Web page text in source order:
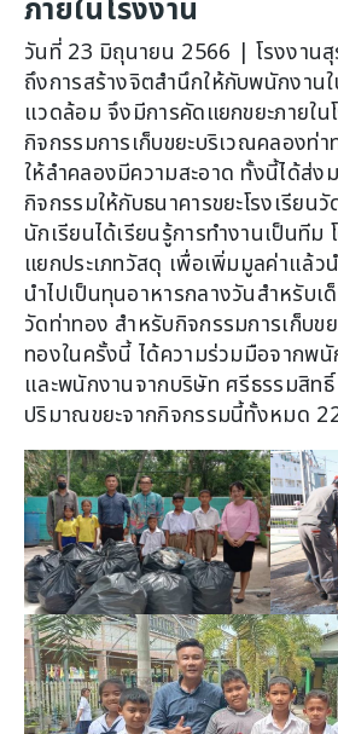
ภายในโรงงาน
วันที่ 23 มิถุนายน 2566 | โรงงาน
ถึงการสร้างจิตสำนึกให้กับพนักงาน
แวดล้อม จึงมีการคัดแยกขยะภายใน
กิจกรรมการเก็บขยะบริเวณคลองท่า
ให้ลำคลองมีความสะอาด ทั้งนี้ได้ส่ง
กิจกรรมให้กับธนาคารขยะโรงเรียน
นักเรียนได้เรียนรู้การทำงานเป็นทีม
แยกประเภทวัสดุ​​​​​​​ เพื่อเพิ่มมูลค่าแล้ว
นำไปเป็นทุนอาหารกลางวันสำหรับเ
วัดท่าทอง สำหรับกิจกรรมการเก็บข
ทองในครั้งนี้ ได้ความร่วมมือจากพนั
และพนักงานจากบริษัท ศรีธรรมสิทธิ์
ปริมาณขยะจากกิจกรรมนี้ทั้งหมด